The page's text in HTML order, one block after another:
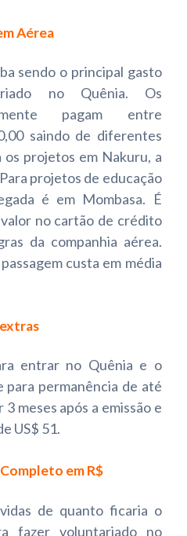
Aérea
sendo o principal gasto
no Quênia. Os
pagam entre
saindo de diferentes
os projetos em Nakuru, a
projetos de educação
é em Mombasa. É
no cartão de crédito
da companhia aérea.
custa em média
entrar no Quênia e o
para permanência de até
meses após a emissão e
US$ 51.
em R$
de quanto ficaria o
fazer voluntariado no